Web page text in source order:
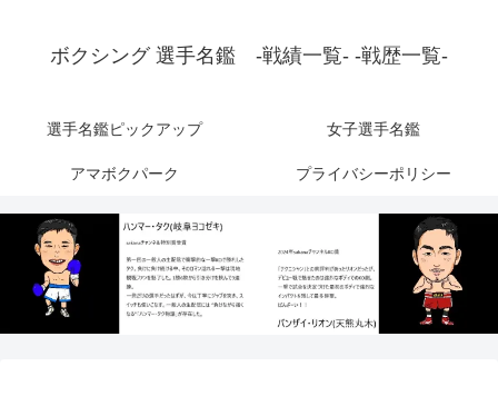
ボクシング 選手名鑑 -戦績一覧- -戦歴一覧-
選手名鑑ピックアップ 女子選手名鑑
アマボクパーク プライバシーポリシー